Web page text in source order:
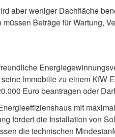
aber weniger Dachfläche
Beträge für Wartung,
Immobilie zu einem
Euro beantragen oder
mit
fördert die Installation von
die technischen